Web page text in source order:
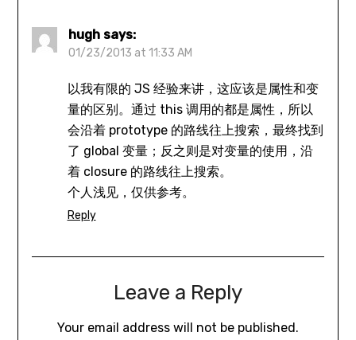
hugh says:
01/23/2013 at 11:33 AM
以我有限的 JS 经验来讲，这应该是属性和变
量的区别。通过 this 调用的都是属性，所以
会沿着 prototype 的路线往上搜索，最终找到
了 global 变量；反之则是对变量的使用，沿
着 closure 的路线往上搜索。
个人浅见，仅供参考。
Reply
Leave a Reply
Your email address will not be published.